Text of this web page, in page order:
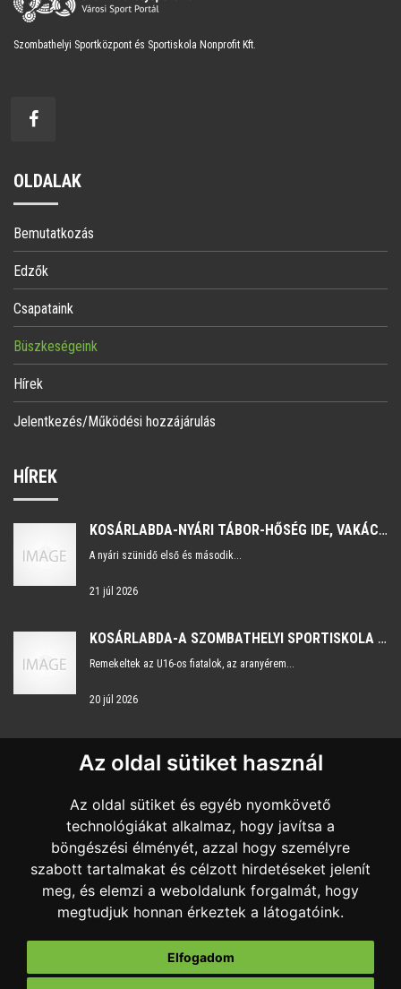
Az oldal sütiket használ
Az oldal sütiket és egyéb nyomkövető
technológiákat alkalmaz, hogy javítsa a
böngészési élményét, azzal hogy személyre
szabott tartalmakat és célzott hirdetéseket jelenít
meg, és elemzi a weboldalunk forgalmát, hogy
megtudjuk honnan érkeztek a látogatóink.
Elfogadom
Szombathelyi Sportközpont és Sportiskola Nonprofit Kft.
OLDALAK
Bemutatkozás
Edzők
Csapataink
Büszkeségeink
Hírek
Jelentkezés/Működési hozzájárulás
HÍREK
KOSÁRLABDA-NYÁRI TÁBOR-HŐSÉG IDE, VAKÁCIÓ ODA, A LABDA MÉGIS PATTOG A TORNACSARNOKBAN.
A nyári szünidő első és második...
21 júl 2026
KOSÁRLABDA-A SZOMBATHELYI SPORTISKOLA NYERTE A NEMZETKÖZI UTÁNPÓTLÁS KOSÁRLABDATORNÁT HORVÁTORSZÁGBAN.
Remekeltek az U16-os fiatalok, az aranyérem...
20 júl 2026
KAPCSOLAT
Nyitvatartás: H-P 8:00 - 16:00
+36 20 959 7483
sportkozpont@szombathelysport.hu
9700 Szombathely, Sugár út 18.